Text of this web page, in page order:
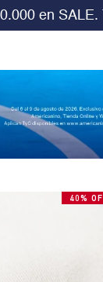
Aplica
40%